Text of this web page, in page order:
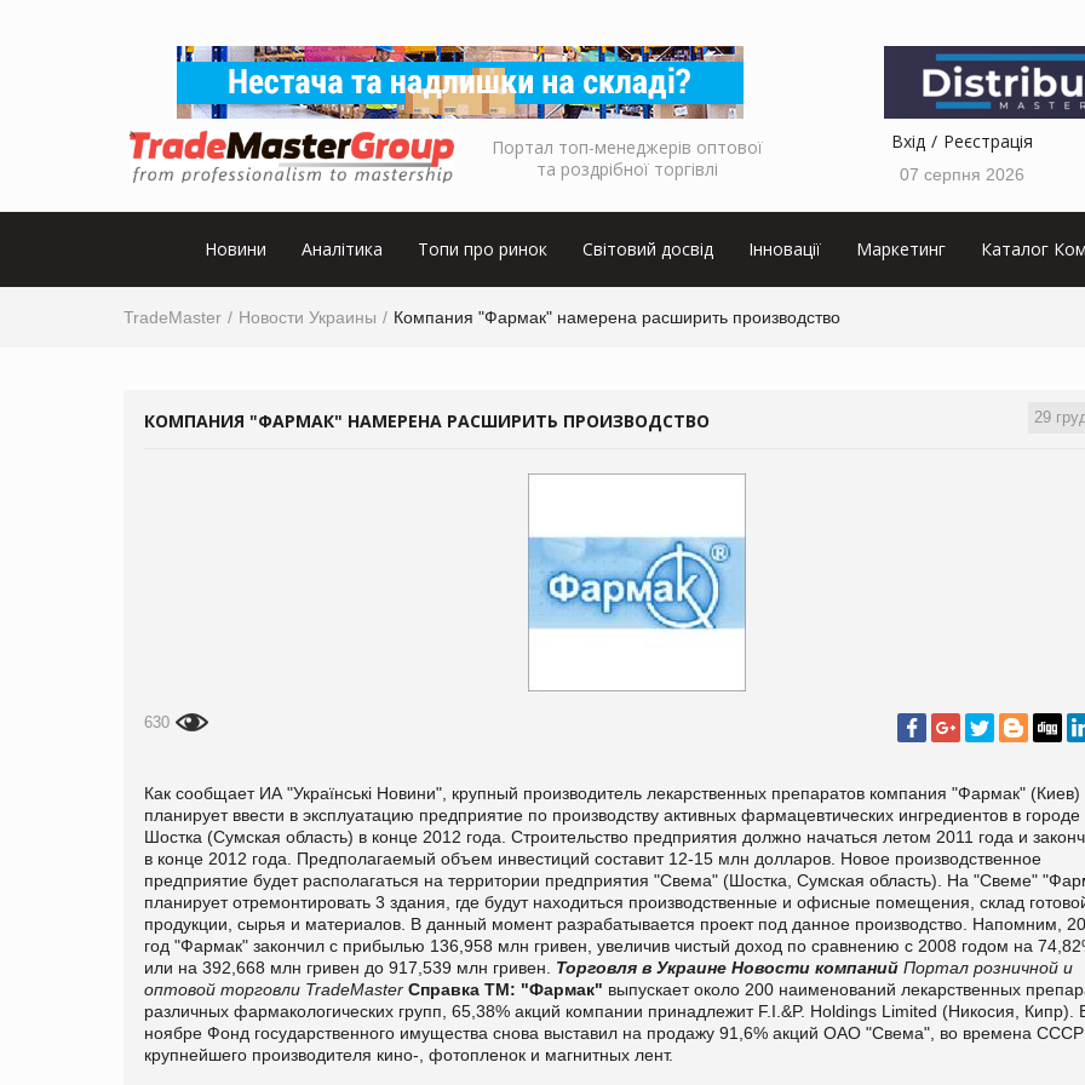
Портал топ-менеджерів оптової
та роздрібної торгівлі
Вхід Реєстрація
07 серпня 2026
Новини Аналітика Топи про ринок Світовий досвід Інновації Маркетинг Каталог
TradeMaster Новости Украины Компания "Фармак" намерена расширить производство
29
КОМПАНИЯ "ФАРМАК" НАМЕРЕНА РАСШИРИТЬ ПРОИЗВОДСТВО
630
Как сообщает ИА "Українські Новини", крупный производитель лекарственных препаратов компания "Фармак" (Киев)
планирует ввести в эксплуатацию предприятие по производству активных фармацевтических ингредиентов в городе
Шостка (Сумская область) в конце 2012 года. Строительство предприятия должно начаться летом 2011 года и
в конце 2012 года. Предполагаемый объем инвестиций составит 12-15 млн долларов. Новое производственное
предприятие будет располагаться на территории предприятия "Свема" (Шостка, Сумская область). На "Свеме"
планирует отремонтировать 3 здания, где будут находиться производственные и офисные помещения, склад
продукции, сырья и материалов. В данный момент разрабатывается проект под данное производство. Напомним,
год "Фармак" закончил с прибылью 136,958 млн гривен, увеличив чистый доход по сравнению с 2008 годом на
или на 392,668 млн гривен до 917,539 млн гривен. Торговля в Украине Новости компаний Портал розничной и
оптовой торговли TradeMaster Справка ТМ: "Фармак" выпускает около 200 наименований лекарственных
различных фармакологических групп, 65,38% акций компании принадлежит F.I.&P. Holdings Limited (Никосия, Кипр).
ноябре Фонд государственного имущества снова выставил на продажу 91,6% акций ОАО "Свема", во времена СССР
крупнейшего производителя кино-, фотопленок и магнитных лент.